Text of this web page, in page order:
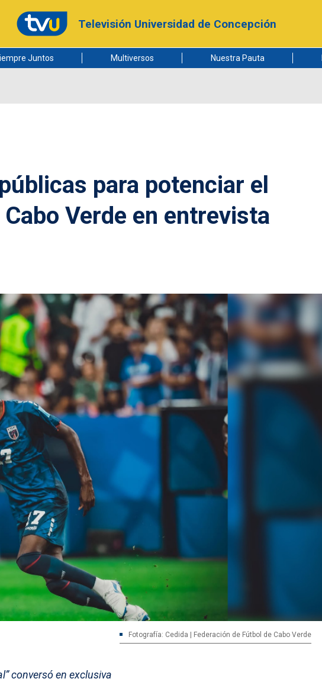
Televisión Universidad de Concepción
Juntos Multiversos Nuestra Pauta
para potenciar el
Verde en entrevista
Fotografía: Cedida | Federación de Fútbol de Cabo Verde
conversó en exclusiva